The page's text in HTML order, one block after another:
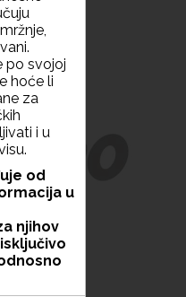
po svojoj
hoće li
za
i u
od
u
njihov